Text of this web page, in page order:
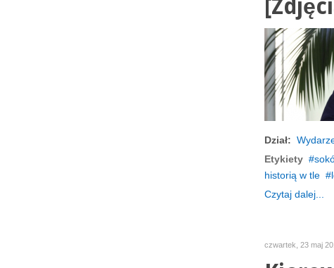
Dział:
Etykiety
historią w tle
Czytaj dalej...
czwartek, 23 maj